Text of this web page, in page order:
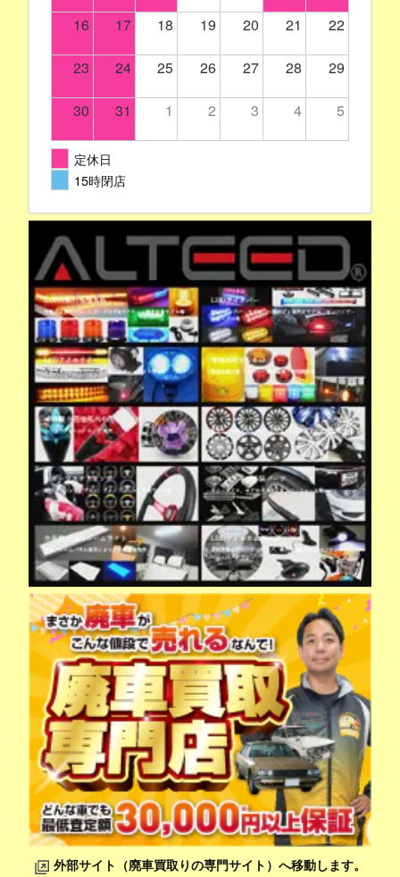
16 17 18 19 20 21 22
23 24 25 26 27 28 29
30 31 1 2 3 4 5
定休日
15時閉店
外部サイト（廃車買取りの専門サイト）へ移動します。